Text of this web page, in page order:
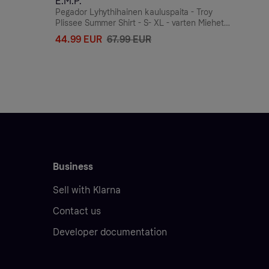
Pegador Lyhythihainen kauluspaita - Troy
Plissee Summer Shirt - S- XL - varten Miehet -
Harmaa
44.99 EUR 67.99 EUR
Business
Sell with Klarna
Contact us
Developer documentation